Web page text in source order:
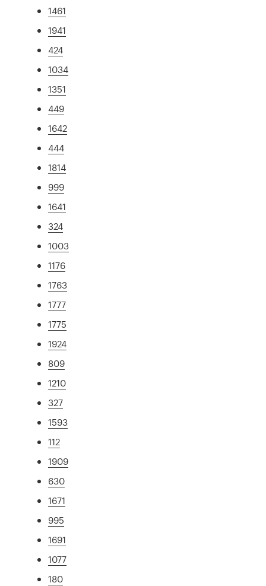
1461
1941
424
1034
1351
449
1642
444
1814
999
1641
324
1003
1176
1763
1777
1775
1924
809
1210
327
1593
112
1909
630
1671
995
1691
1077
180